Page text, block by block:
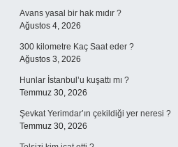
Avans yasal bir hak mıdır ?
Ağustos 4, 2026
300 kilometre Kaç Saat eder ?
Ağustos 3, 2026
Hunlar İstanbul’u kuşattı mı ?
Temmuz 30, 2026
Şevkat Yerimdar’ın çekildiği yer neresi ?
Temmuz 30, 2026